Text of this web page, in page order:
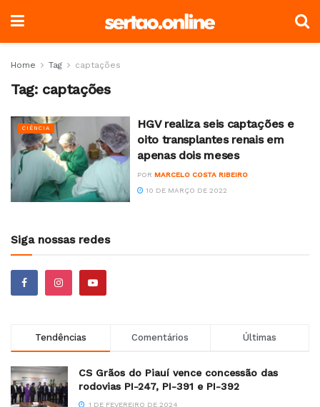
Home Tag captações
Tag: captações
CIÊNCIA
HGV realiza seis captações e
oito transplantes renais em
apenas dois meses
POR MARCELO COSTA RIBEIRO
10 DE MARÇO DE 2022
Siga nossas redes
Tendências Comentários Últimas
CS Grãos do Piauí vence concessão das
rodovias PI-247, PI-391 e PI-392
1 DE FEVEREIRO DE 2024